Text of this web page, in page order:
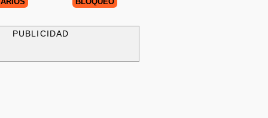
PUBLICIDAD